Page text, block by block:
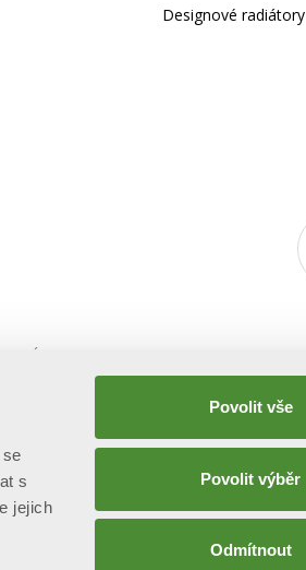
s
jejich
Povolit vše
Povolit výběr
Odmítnout
Designové radiátory